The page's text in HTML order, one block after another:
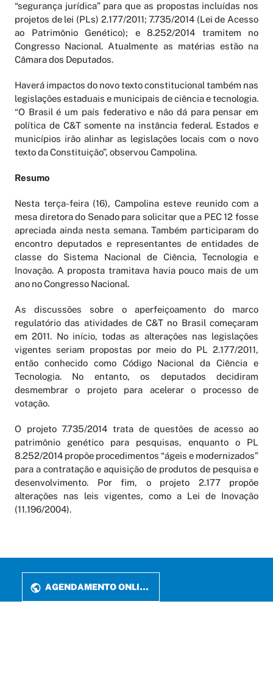
“segurança jurídica” para que as propostas incluídas nos
projetos de lei (PLs) 2.177/2011; 7.735/2014 (Lei de Acesso
ao Patrimônio Genético); e 8.252/2014 tramitem no
Congresso Nacional. Atualmente as matérias estão na
Câmara dos Deputados.
Haverá impactos do novo texto constitucional também nas
legislações estaduais e municipais de ciência e tecnologia.
“O Brasil é um país federativo e não dá para pensar em
política de C&T somente na instância federal. Estados e
municípios irão alinhar as legislações locais com o novo
texto da Constituição”, observou Campolina.
Resumo
Nesta terça-feira (16), Campolina esteve reunido com a
mesa diretora do Senado para solicitar que a PEC 12 fosse
apreciada ainda nesta semana. Também participaram do
encontro deputados e representantes de entidades de
classe do Sistema Nacional de Ciência, Tecnologia e
Inovação. A proposta tramitava havia pouco mais de um
ano no Congresso Nacional.
As discussões sobre o aperfeiçoamento do marco
regulatório das atividades de C&T no Brasil começaram
em 2011. No início, todas as alterações nas legislações
vigentes seriam propostas por meio do PL 2.177/2011,
então conhecido como Código Nacional da Ciência e
Tecnologia. No entanto, os deputados decidiram
desmembrar o projeto para acelerar o processo de
votação.
O projeto 7.735/2014 trata de questões de acesso ao
patrimônio genético para pesquisas, enquanto o PL
8.252/2014 propõe procedimentos “ágeis e modernizados”
para a contratação e aquisição de produtos de pesquisa e
desenvolvimento. Por fim, o projeto 2.177 propõe
alterações nas leis vigentes, como a Lei de Inovação
(11.196/2004).
AGENDAMENTO ONLINE